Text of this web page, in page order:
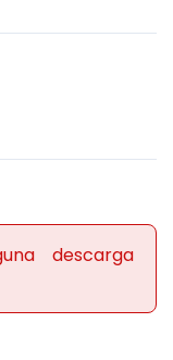
descarga